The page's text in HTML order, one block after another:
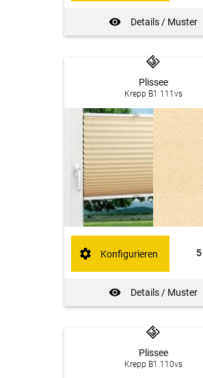
Details / Muster
Plissee
Krepp B1 111vs
Details / Muster
Konfigurieren
Plissee
Krepp B1 110vs